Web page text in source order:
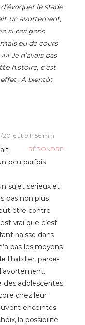
le stade
un avortement,
si ces gens
eu de cours
Je n’avais pas
histoire, c’est
A bientôt
2016 at 9 h 56 min
RÉPONDRE
peu parfois
sujet sérieux et
pas non plus
être contre
vrai que c’est
naisse dans
pas les moyens
l’habiller, parce-
des adolescentes
chez leur
enceintes
la possibilité